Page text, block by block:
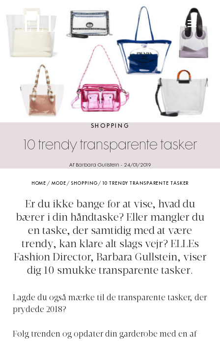
SHOPPING
10 trendy transparente tasker
Af Barbara Gullstein - 24/01/2019
HOME / MODE /SHOPPING / 10 TRENDY TRANSPARENTE TASKER
Er du ikke bange for at vise, hvad du
bærer i din håndtaske? Eller mangler du
en taske, der samtidig med at være
trendy, kan klare alt slags vejr? ELLEs
Fashion Director, Barbara Gullstein, viser
dig 10 smukke transparente tasker.
Lagde du også mærke til de transparente tasker, der
prydede 2018?
Følg trenden og opdater din garderobe med en af